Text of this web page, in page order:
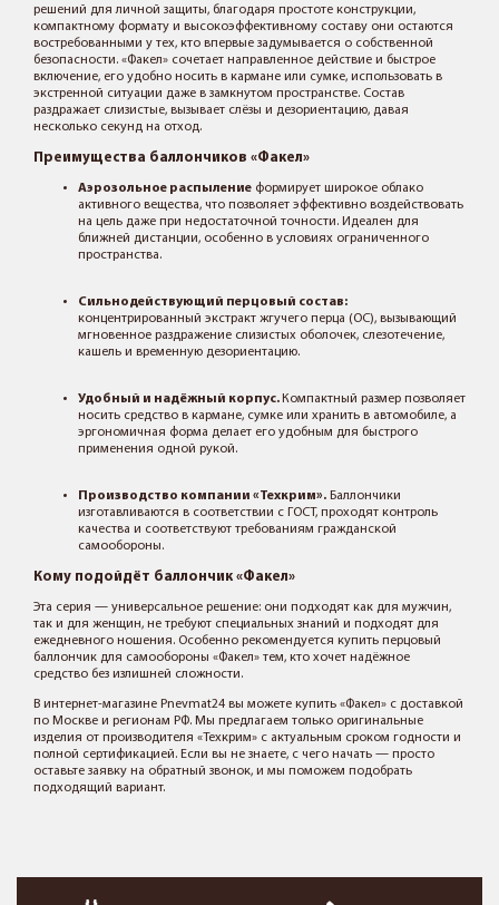
решений для личной защиты, благодаря простоте конструкции,
компактному формату и высокоэффективному составу они остаются
востребованными у тех, кто впервые задумывается о собственной
безопасности. «Факел» сочетает направленное действие и быстрое
включение, его удобно носить в кармане или сумке, использовать в
экстренной ситуации даже в замкнутом пространстве. Состав
раздражает слизистые, вызывает слёзы и дезориентацию, давая
несколько секунд на отход.
Преимущества баллончиков «Факел»
Аэрозольное распыление формирует широкое облако
активного вещества, что позволяет эффективно воздействовать
на цель даже при недостаточной точности. Идеален для
ближней дистанции, особенно в условиях ограниченного
пространства.
Сильнодействующий перцовый состав:
концентрированный экстракт жгучего перца (OC), вызывающий
мгновенное раздражение слизистых оболочек, слезотечение,
кашель и временную дезориентацию.
Удобный и надёжный корпус. Компактный размер позволяет
носить средство в кармане, сумке или хранить в автомобиле, а
эргономичная форма делает его удобным для быстрого
применения одной рукой.
Производство компании «Техкрим». Баллончики
изготавливаются в соответствии с ГОСТ, проходят контроль
качества и соответствуют требованиям гражданской
самообороны.
Кому подойдёт баллончик «Факел»
Эта серия — универсальное решение: они подходят как для мужчин,
так и для женщин, не требуют специальных знаний и подходят для
ежедневного ношения. Особенно рекомендуется купить перцовый
баллончик для самообороны «Факел» тем, кто хочет надёжное
средство без излишней сложности.
В интернет-магазине Pnevmat24 вы можете купить «Факел» с доставкой
по Москве и регионам РФ. Мы предлагаем только оригинальные
изделия от производителя «Техкрим» с актуальным сроком годности и
полной сертификацией. Если вы не знаете, с чего начать — просто
оставьте заявку на обратный звонок, и мы поможем подобрать
подходящий вариант.